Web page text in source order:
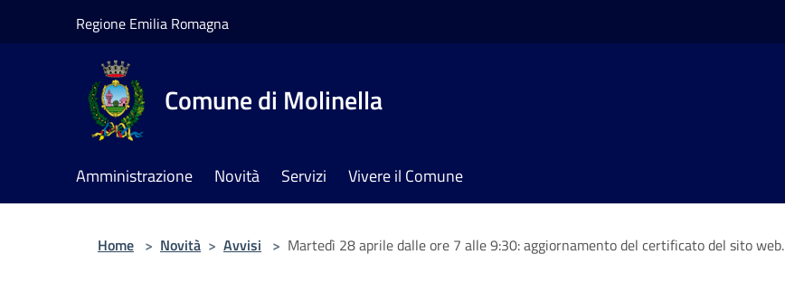
Regione Emilia Romagna
Comune di Molinella
Amministrazione Novità Servizi Vivere il Comune
Home > Novità > Avvisi > Martedì 28 aprile dalle ore 7 alle 9:30: aggiornamento del certificato del sito web.